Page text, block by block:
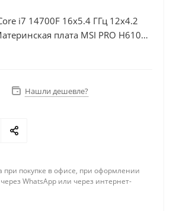
i7 14700F 16x5.4 ГГц 12x4.2
плата MSI PRO H610M-
1030 2Гб, Память DDR4 64Gb,
Нашли дешевле?
при покупке в офисе, при оформлении
WhatsApp или через интернет-